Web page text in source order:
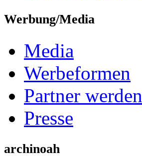
Werbung/Media
Media
Werbeformen
Partner werden
Presse
archinoah